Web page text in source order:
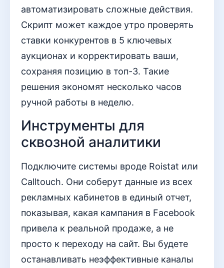
автоматизировать сложные действия.
Скрипт может каждое утро проверять
ставки конкурентов в 5 ключевых
аукционах и корректировать ваши,
сохраняя позицию в топ-3. Такие
решения экономят несколько часов
ручной работы в неделю.
Инструменты для
сквозной аналитики
Подключите системы вроде Roistat или
Calltouch. Они соберут данные из всех
рекламных кабинетов в единый отчет,
показывая, какая кампания в Facebook
привела к реальной продаже, а не
просто к переходу на сайт. Вы будете
останавливать неэффективные каналы